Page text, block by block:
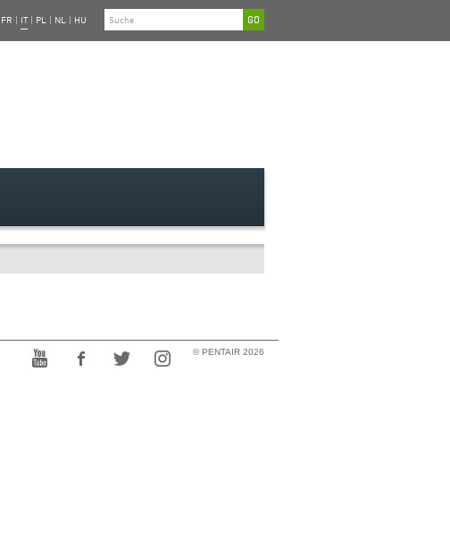
FR IT PL NL HU
© PENTAIR 2026